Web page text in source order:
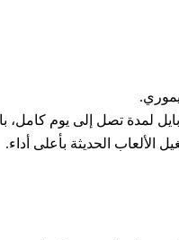
لمدة تصل إلى يوم كامل،